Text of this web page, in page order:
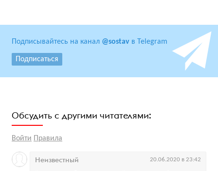
Подписывайтесь на канал @sostav в Telegram
Подписаться
Обсудить с другими читателями:
Войти Правила
Неизвестный 20.06.2020 в 23:42